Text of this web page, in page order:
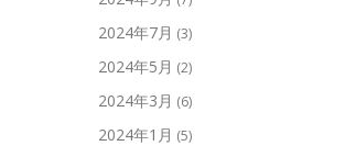
2024年7月 (3)
2024年5月 (2)
2024年3月 (6)
2024年1月 (5)